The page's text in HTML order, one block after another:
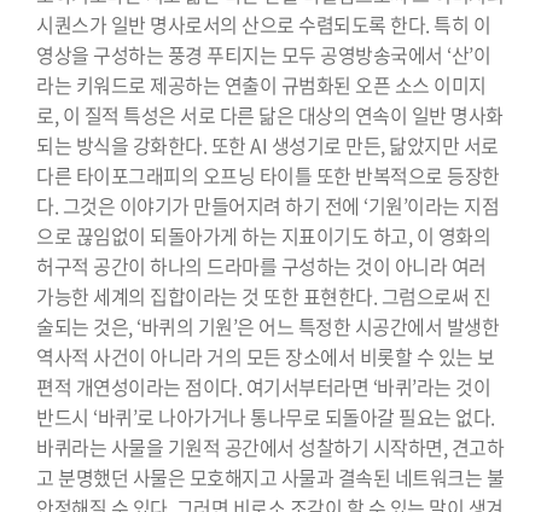
시퀀스가 일반 명사로서의 산으로 수렴되도록 한다. 특히 이
영상을 구성하는 풍경 푸티지는 모두 공영방송국에서 ‘산’이
라는 키워드로 제공하는 연출이 규범화된 오픈 소스 이미지
로, 이 질적 특성은 서로 다른 닮은 대상의 연속이 일반 명사화
되는 방식을 강화한다. 또한 AI 생성기로 만든, 닮았지만 서로
다른 타이포그래피의 오프닝 타이틀 또한 반복적으로 등장한
다. 그것은 이야기가 만들어지려 하기 전에 ‘기원’이라는 지점
으로 끊임없이 되돌아가게 하는 지표이기도 하고, 이 영화의
허구적 공간이 하나의 드라마를 구성하는 것이 아니라 여러
가능한 세계의 집합이라는 것 또한 표현한다. 그럼으로써 진
술되는 것은, ‘바퀴의 기원’은 어느 특정한 시공간에서 발생한
역사적 사건이 아니라 거의 모든 장소에서 비롯할 수 있는 보
편적 개연성이라는 점이다. 여기서부터라면 ‘바퀴’라는 것이
반드시 ‘바퀴’로 나아가거나 통나무로 되돌아갈 필요는 없다.
바퀴라는 사물을 기원적 공간에서 성찰하기 시작하면, 견고하
고 분명했던 사물은 모호해지고 사물과 결속된 네트워크는 불